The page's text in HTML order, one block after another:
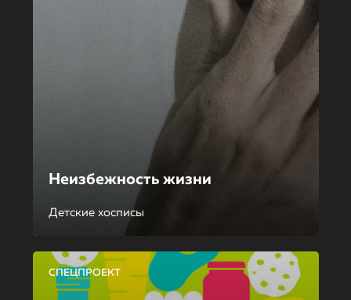
Неизбежность жизни
Детские хосписы
СПЕЦПРОЕКТ